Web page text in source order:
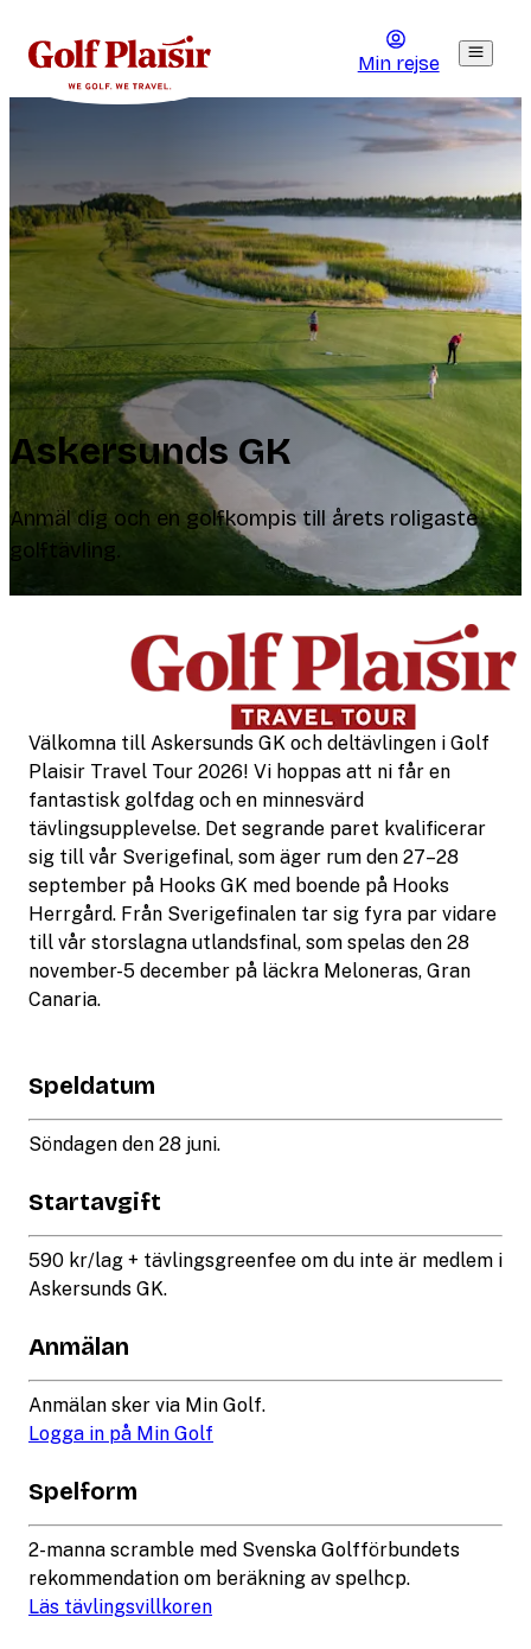
Min rejse
Askersunds GK
Anmäl dig och en golfkompis till årets roligaste
golftävling.
Välkomna till Askersunds GK och deltävlingen i Golf
Plaisir Travel Tour 2026! Vi hoppas att ni får en
fantastisk golfdag och en minnesvärd
tävlingsupplevelse. Det segrande paret kvalificerar
sig till vår Sverigefinal, som äger rum den 27–28
september på Hooks GK med boende på Hooks
Herrgård. Från Sverigefinalen tar sig fyra par vidare
till vår storslagna utlandsfinal, som spelas den 28
november-5 december på läckra Meloneras, Gran
Canaria.
Speldatum
Söndagen den 28 juni.
Startavgift
590 kr/lag + tävlingsgreenfee om du inte är medlem i
Askersunds GK.
Anmälan
Anmälan sker via Min Golf.
Logga in på Min Golf
Spelform
2-manna scramble med Svenska Golfförbundets
rekommendation om beräkning av spelhcp.
Läs tävlingsvillkoren